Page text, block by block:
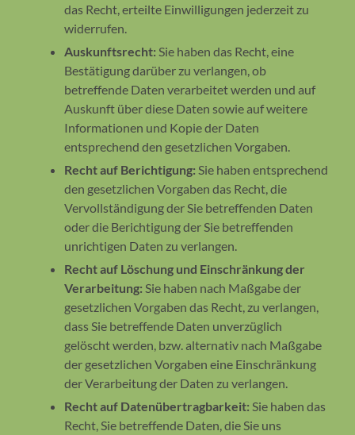
das Recht, erteilte Einwilligungen jederzeit zu
widerrufen.
Auskunftsrecht: Sie haben das Recht, eine
Bestätigung darüber zu verlangen, ob
betreffende Daten verarbeitet werden und auf
Auskunft über diese Daten sowie auf weitere
Informationen und Kopie der Daten
entsprechend den gesetzlichen Vorgaben.
Recht auf Berichtigung: Sie haben entsprechend
den gesetzlichen Vorgaben das Recht, die
Vervollständigung der Sie betreffenden Daten
oder die Berichtigung der Sie betreffenden
unrichtigen Daten zu verlangen.
Recht auf Löschung und Einschränkung der
Verarbeitung: Sie haben nach Maßgabe der
gesetzlichen Vorgaben das Recht, zu verlangen,
dass Sie betreffende Daten unverzüglich
gelöscht werden, bzw. alternativ nach Maßgabe
der gesetzlichen Vorgaben eine Einschränkung
der Verarbeitung der Daten zu verlangen.
Recht auf Datenübertragbarkeit: Sie haben das
Recht, Sie betreffende Daten, die Sie uns